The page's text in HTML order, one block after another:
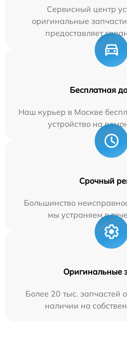
Сервисный центр
оригинальные
предоставляет
Бесплатная
Наш курьер в Москве
устройство на
Срочный
Большинство
мы устраняем в
Оригинальные
Более 20 тыс. запчастей
наличии на